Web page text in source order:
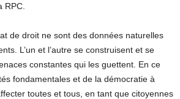
RPC.
de droit ne sont des données naturelles
L’un et l’autre se construisent et se
constantes qui les guettent. En ce
fondamentales et de la démocratie à
toutes et tous, en tant que citoyennes